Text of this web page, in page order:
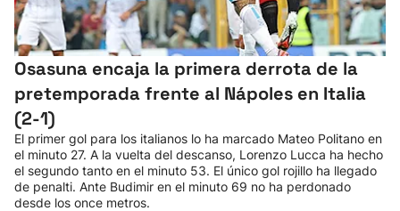
Osasuna encaja la primera derrota de la
pretemporada frente al Nápoles en Italia
(2-1)
El primer gol para los italianos lo ha marcado Mateo Politano en
el minuto 27. A la vuelta del descanso, Lorenzo Lucca ha hecho
el segundo tanto en el minuto 53. El único gol rojillo ha llegado
de penalti. Ante Budimir en el minuto 69 no ha perdonado
desde los once metros.